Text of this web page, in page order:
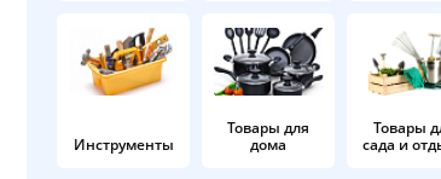
Инструменты
Товары для
дома
Товары
сада и